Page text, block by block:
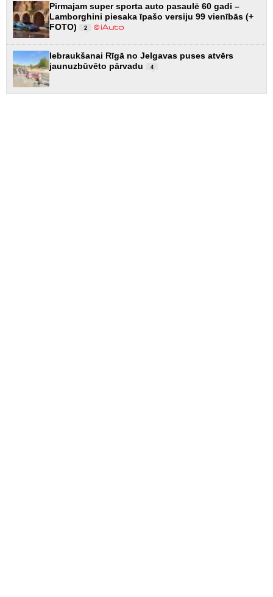
Pirmajam super sporta auto pasaulē 60 gadi –
Lamborghini piesaka īpašo versiju 99 vienībās (+
FOTO)
2
Iebraukšanai Rīgā no Jelgavas puses atvērs
jaunuzbūvēto pārvadu
4